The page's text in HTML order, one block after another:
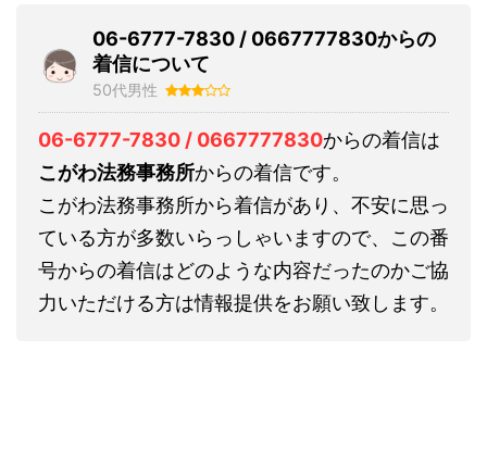
06-6777-7830 / 0667777830からの
着信について
50代男性
06-6777-7830 / 0667777830からの着信は
こがわ法務事務所からの着信です。
こがわ法務事務所から着信があり、不安に思っ
ている方が多数いらっしゃいますので、この番
号からの着信はどのような内容だったのかご協
力いただける方は情報提供をお願い致します。